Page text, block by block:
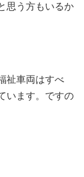
思う方もいるか
祉車両はすべ
います。ですの